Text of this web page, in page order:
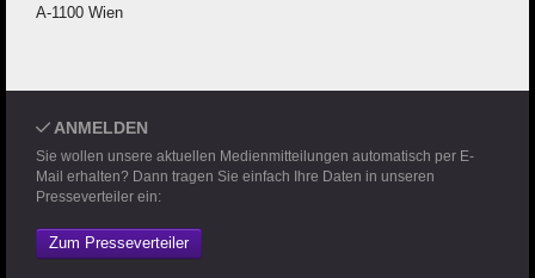
A-1100 Wien
ANMELDEN
Sie wollen unsere aktuellen Medienmitteilungen automatisch per E-
Mail erhalten? Dann tragen Sie einfach Ihre Daten in unseren
Presseverteiler ein:
Zum Presseverteiler